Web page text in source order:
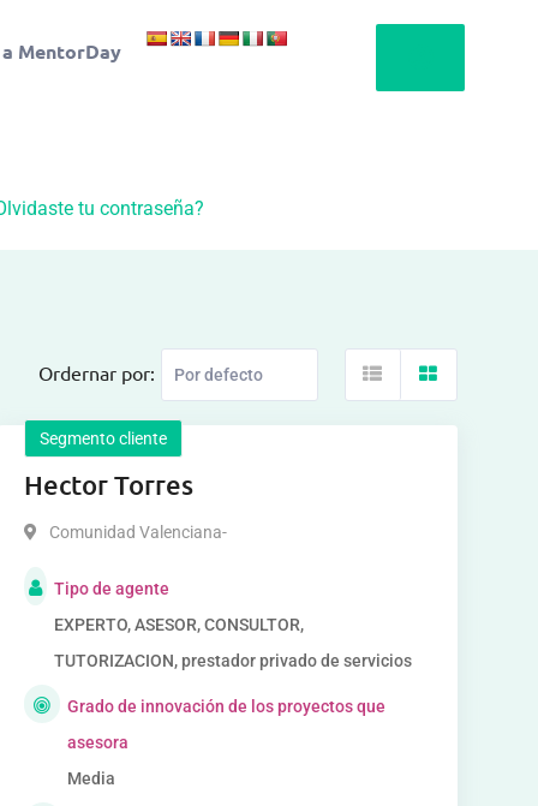
MentorDay
tu contraseña?
Ordernar por:
Segmento cliente
Hector Torres
Comunidad Valenciana-
Tipo de agente
EXPERTO, ASESOR, CONSULTOR,
TUTORIZACION, prestador privado de servicios
Grado de innovación de los proyectos que
asesora
Media